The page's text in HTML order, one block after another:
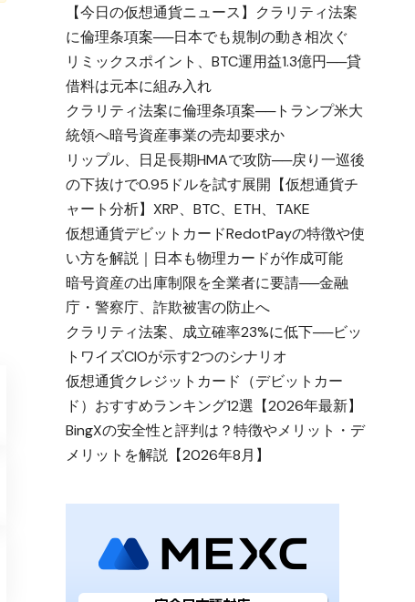
【今日の仮想通貨ニュース】クラリティ法案
に倫理条項案──日本でも規制の動き相次ぐ
リミックスポイント、BTC運用益1.3億円──貸
借料は元本に組み入れ
クラリティ法案に倫理条項案──トランプ米大
統領へ暗号資産事業の売却要求か
リップル、日足長期HMAで攻防──戻り一巡後
の下抜けで0.95ドルを試す展開【仮想通貨チ
ャート分析】XRP、BTC、ETH、TAKE
仮想通貨デビットカードRedotPayの特徴や使
い方を解説｜日本も物理カードが作成可能
暗号資産の出庫制限を全業者に要請──金融
庁・警察庁、詐欺被害の防止へ
クラリティ法案、成立確率23%に低下──ビッ
トワイズCIOが示す2つのシナリオ
仮想通貨クレジットカード（デビットカー
ド）おすすめランキング12選【2026年最新】
BingXの安全性と評判は？特徴やメリット・デ
メリットを解説【2026年8月】